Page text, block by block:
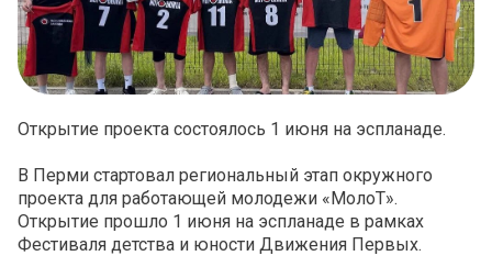
Открытие проекта состоялось 1 июня на эспланаде.
В Перми стартовал региональный этап окружного
проекта для работающей молодежи «МолоТ».
Открытие прошло 1 июня на эспланаде в рамках
Фестиваля детства и юности Движения Первых.